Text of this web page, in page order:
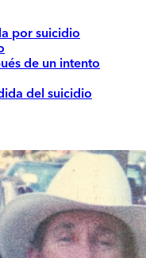
por suicidio
de un intento
del suicidio